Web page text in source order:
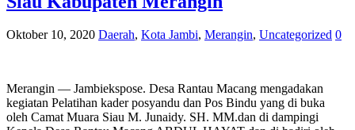
Oktober 10, 2020 Daerah, Kota Jambi, Merangin, Uncategorized 0
Merangin — Jambiekspose. Desa Rantau Macang mengadakan
kegiatan Pelatihan kader posyandu dan Pos Bindu yang di buka
oleh Camat Muara Siau M. Junaidy. SH. MM.dan di dampingi